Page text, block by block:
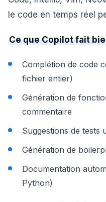
le code en temps réel
Ce que Copilot fait
Complétion de code
fichier entier)
Génération de
commentaire
Suggestions de tests
Génération de
Documentation
Python)